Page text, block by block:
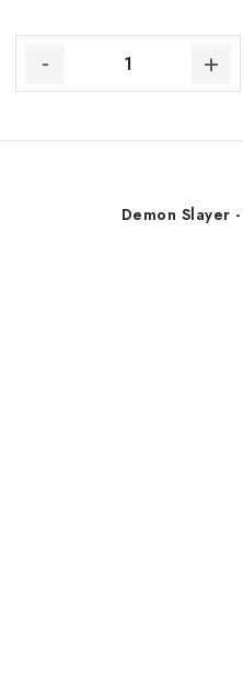
Demon Slayer